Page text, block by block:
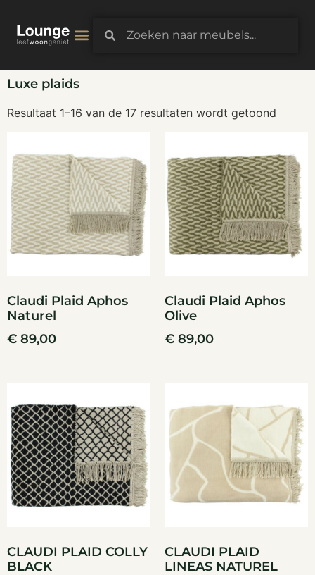
Luxe plaids
Resultaat 1–16 van de 17 resultaten wordt getoond
Claudi Plaid Aphos
Naturel
€ 89,00
Claudi Plaid Aphos
Olive
€ 89,00
CLAUDI PLAID COLLY
BLACK
CLAUDI PLAID
LINEAS NATUREL